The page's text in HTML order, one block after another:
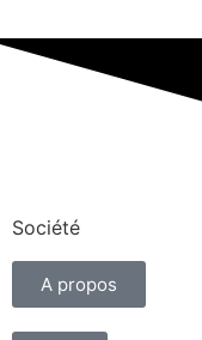
Société
A propos